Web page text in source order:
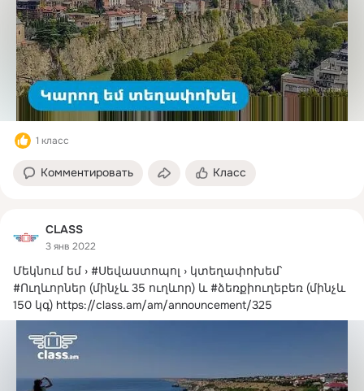
1 класс
Комментировать Класс
CLASS
3 янв 2022
Մեկնում եմ › #Սեվաստոպոլ › կտեղափոխեմ՝
#Ուղևորներ (մինչև 35 ուղևոր) և #ձեռքիուղեբեռ (մինչև
150 կգ) https://class.am/am/announcement/325